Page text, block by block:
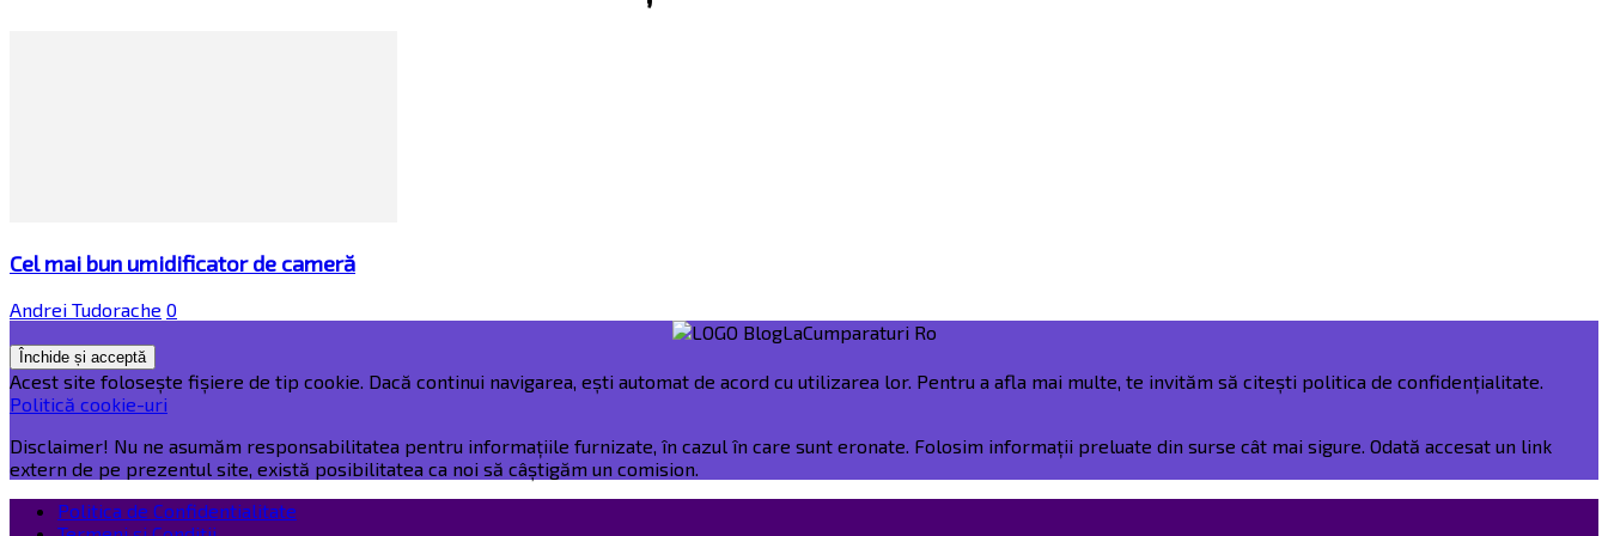
Cel mai bun umidificator de cameră
Andrei Tudorache 0
Acest site folosește fișiere de tip cookie. Dacă continui navigarea, ești automat de acord cu utilizarea lor. Pentru a afla mai multe, te invităm să citești politica de confidențialitate.
Politică cookie-uri
Disclaimer! Nu ne asumăm responsabilitatea pentru informațiile furnizate, în cazul în care sunt eronate. Folosim informații preluate din surse cât mai sigure. Odată accesat un link
extern de pe prezentul site, există posibilitatea ca noi să câștigăm un comision.
Politica de Confidentialitate